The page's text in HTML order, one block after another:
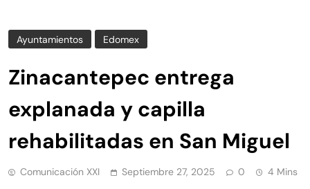
Ayuntamientos Edomex
Zinacantepec entrega
explanada y capilla
rehabilitadas en San Miguel
Comunicación XXI Septiembre 27, 2025 0 4 Mins